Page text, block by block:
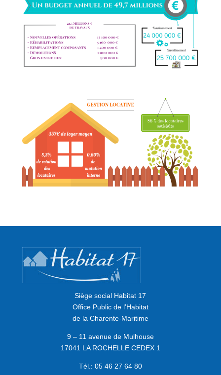
Siège social Habitat 17
Office Public de l’Habitat
de la Charente-Maritime
9 – 11 avenue de Mulhouse
17041 LA ROCHELLE CEDEX 1
Tél.: 05 46 27 64 80